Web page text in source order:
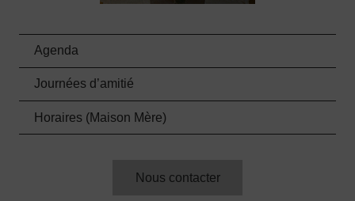
Agenda
Journées d’amitié
Horaires (Maison Mère)
Nous contacter